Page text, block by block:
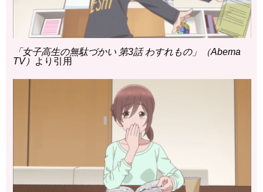
「女子高生の無駄づかい 第3話 わすれもの」（Abema
TV）
より引用